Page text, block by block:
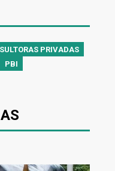
PRIVADAS
PBI